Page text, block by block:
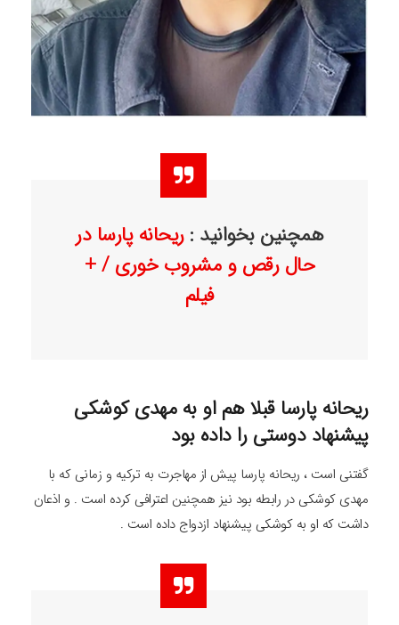
همچنین بخوانید :ریحانه پارسا در
حال رقص و مشروب خوری / +
فیلم
ریحانه پارسا قبلا هم او به مهدی کوشکی
پیشنهاد دوستی را داده بود
گفتنی است ، ریحانه پارسا پیش از مهاجرت به ترکیه و زمانی که با
مهدی کوشکی در رابطه بود نیز همچنین اعترافی کرده است . و اذعان
داشت که او به کوشکی پیشنهاد ازدواج داده است .